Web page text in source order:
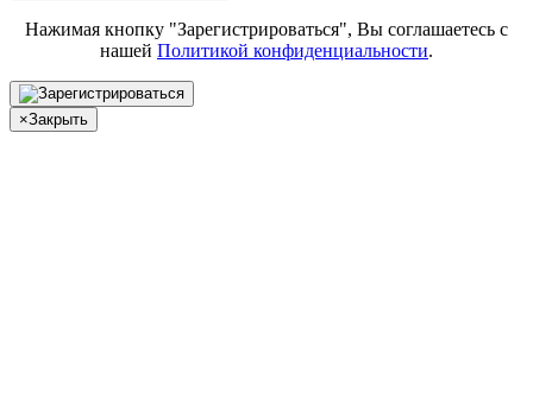
Нажимая кнопку "Зарегистрироваться", Вы соглашаетесь с
нашей Политикой конфиденциальности.
×Закрыть